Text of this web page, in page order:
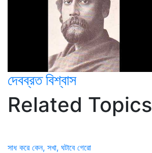
দেবব্রত বিশ্বাস
Related Topics
সাধ করে কেন, সখা, ঘটাবে গেরো